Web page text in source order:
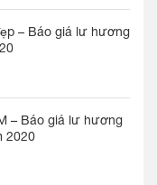
– Báo giá lư hương
– Báo giá lư hương
2020